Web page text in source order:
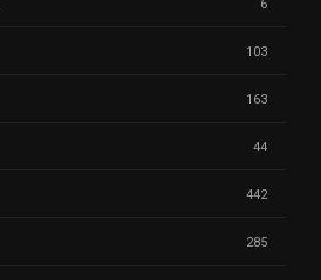
6
103
163
44
442
285